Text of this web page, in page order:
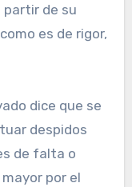
partir de su
es de rigor,
dice que se
despidos
de falta o
por el